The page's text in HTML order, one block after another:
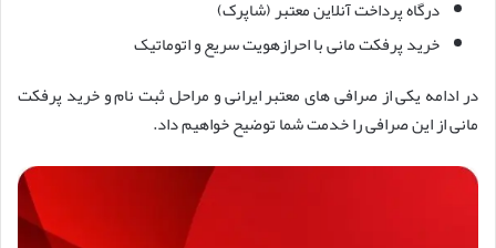
درگاه پرداخت آنلاین معتبر (شاپرک)
خرید پرفکت مانی با احرازهویت سریع و اتوماتیک
در ادامه یکی از صرافی های معتبر ایرانی و مراحل ثبت نام و خرید پرفکت
مانی از این صرافی را خدمت شما توضیح خواهیم داد.